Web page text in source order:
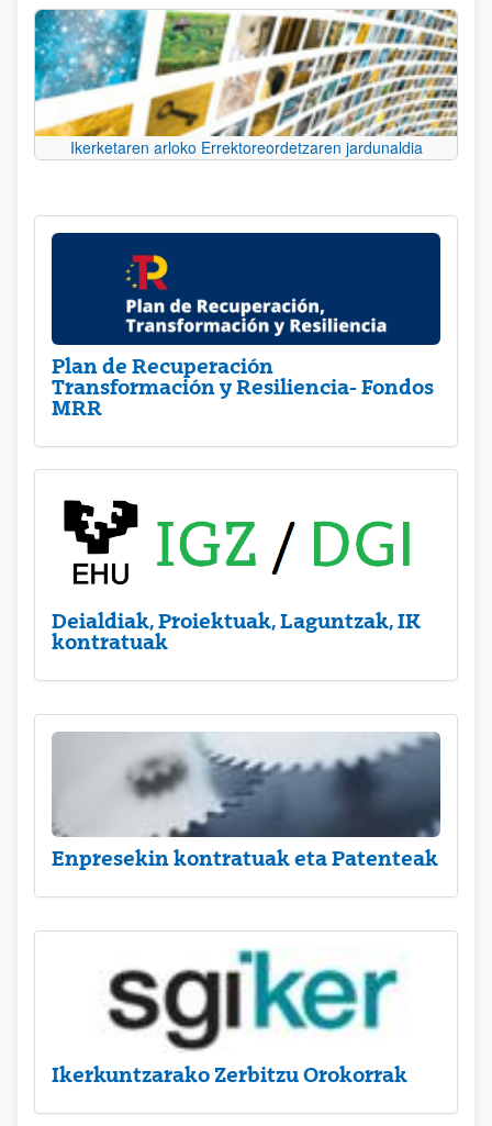
Ikerketaren arloko Errektoreordetzaren jardunaldia
Plan de Recuperación
Transformación y Resiliencia- Fondos
MRR
Deialdiak, Proiektuak, Laguntzak, IK
kontratuak
Enpresekin kontratuak eta Patenteak
Ikerkuntzarako Zerbitzu Orokorrak